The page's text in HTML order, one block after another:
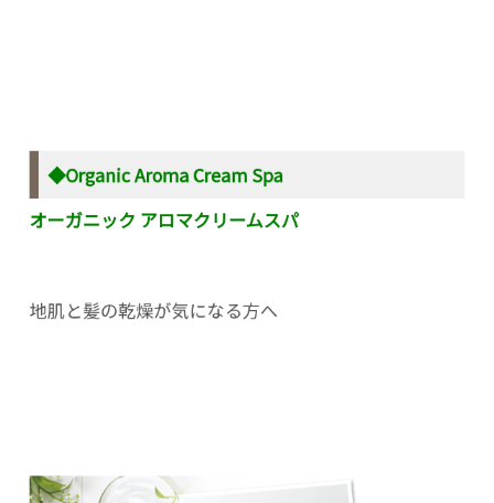
◆Organic Aroma Cream Spa
オーガニック アロマクリームスパ
地肌と髪の乾燥が気になる方へ